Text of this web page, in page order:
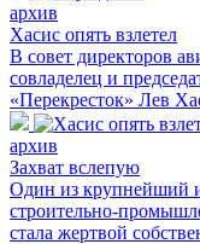
архив
Хасис опять взлетел
В совет директоров
совладелец и
«Перекресток» Лев
архив
Захват вслепую
Один из крупнейший
строительно-
стала жертвой